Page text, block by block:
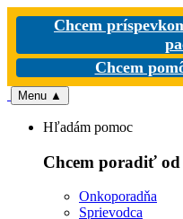
Chcem
Chcem
Menu ▲
Hľadám pomoc
Chcem poradiť
Onkoporadňa
Sprievodca